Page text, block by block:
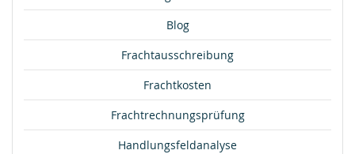
Blog
Frachtausschreibung
Frachtkosten
Frachtrechnungsprüfung
Handlungsfeldanalyse